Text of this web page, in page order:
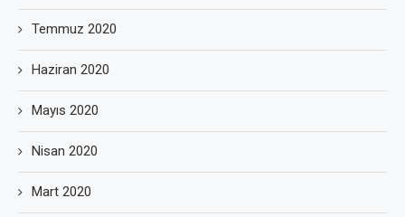
Temmuz 2020
Haziran 2020
Mayıs 2020
Nisan 2020
Mart 2020